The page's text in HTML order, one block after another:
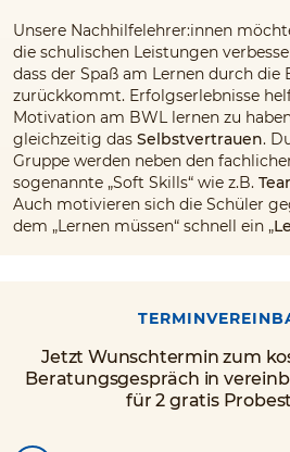
Unsere Nachhilfelehrer:innen
die schulischen Leistungen
dass der Spaß am Lernen durch die
zurückkommt. Erfolgserlebnisse
Motivation am BWL lernen zu
gleichzeitig das Selbstvertrauen.
Gruppe werden neben den
sogenannte „Soft Skills“ wie z.B.
Auch motivieren sich die Schüler
dem „Lernen müssen“ schnell ein „
Jetzt Wunschtermin zum
Beratungsgespräch in
für 2 gratis